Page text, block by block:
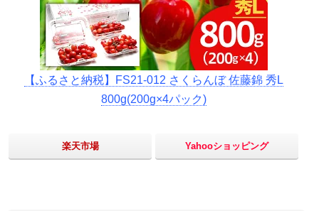
【ふるさと納税】FS21-012 さくらんぼ 佐藤錦 秀L
800g(200g×4パック)
楽天市場 Yahooショッピング